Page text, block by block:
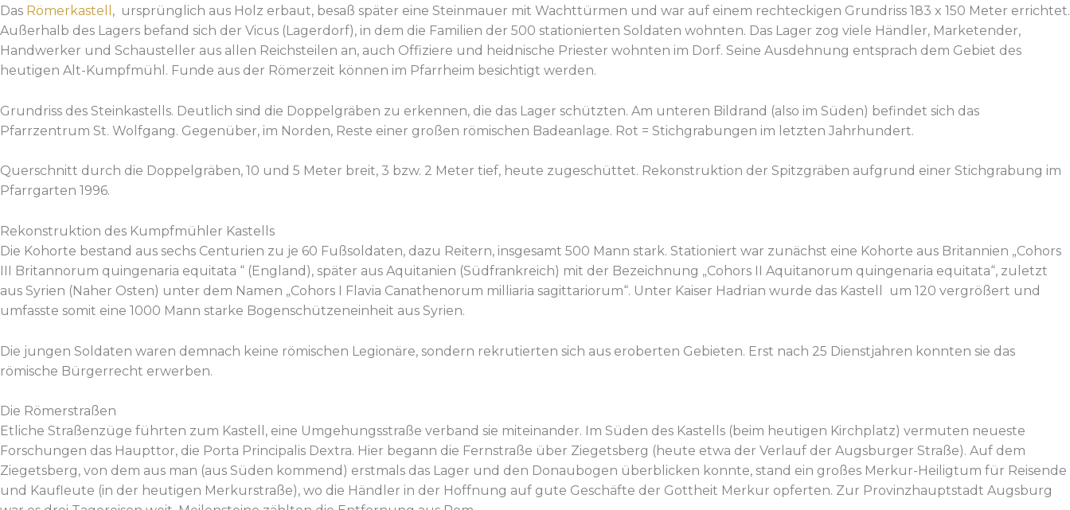
Das Römerkastell , ursprünglich aus Holz erbaut, besaß später eine Steinmauer mit Wachttürmen und war auf einem rechteckigen Grundriss 183 x 150 Meter errichtet.
Außerhalb des Lagers befand sich der Vicus (Lagerdorf), in dem die Familien der 500 stationierten Soldaten wohnten. Das Lager zog viele Händler, Marketender,
Handwerker und Schausteller aus allen Reichsteilen an, auch Offiziere und heidnische Priester wohnten im Dorf. Seine Ausdehnung entsprach dem Gebiet des
heutigen Alt-Kumpfmühl. Funde aus der Römerzeit können im Pfarrheim besichtigt werden.
Grundriss des Steinkastells. Deutlich sind die Doppelgräben zu erkennen, die das Lager schützten. Am unteren Bildrand (also im Süden) befindet sich das
Pfarrzentrum St. Wolfgang. Gegenüber, im Norden, Reste einer großen römischen Badeanlage. Rot = Stichgrabungen im letzten Jahrhundert.
Querschnitt durch die Doppelgräben, 10 und 5 Meter breit, 3 bzw. 2 Meter tief, heute zugeschüttet. Rekonstruktion der Spitzgräben aufgrund einer Stichgrabung im
Pfarrgarten 1996.
Rekonstruktion des Kumpfmühler Kastells
Die Kohorte bestand aus sechs Centurien zu je 60 Fußsoldaten, dazu Reitern, insgesamt 500 Mann stark. Stationiert war zunächst eine Kohorte aus Britannien „Cohors
III Britannorum quingenaria equitata “ (England), später aus Aquitanien (Südfrankreich) mit der Bezeichnung „Cohors II Aquitanorum quingenaria equitata“, zuletzt
aus Syrien (Naher Osten) unter dem Namen „Cohors I Flavia Canathenorum milliaria sagittariorum“. Unter Kaiser Hadrian wurde das Kastell um 120 vergrößert und
umfasste somit eine 1000 Mann starke Bogenschützeneinheit aus Syrien.
Die jungen Soldaten waren demnach keine römischen Legionäre, sondern rekrutierten sich aus eroberten Gebieten. Erst nach 25 Dienstjahren konnten sie das
römische Bürgerrecht erwerben.
Die Römerstraßen
Etliche Straßenzüge führten zum Kastell, eine Umgehungsstraße verband sie miteinander. Im Süden des Kastells (beim heutigen Kirchplatz) vermuten neueste
Forschungen das Haupttor, die Porta Principalis Dextra. Hier begann die Fernstraße über Ziegetsberg (heute etwa der Verlauf der Augsburger Straße). Auf dem
Ziegetsberg, von dem aus man (aus Süden kommend) erstmals das Lager und den Donaubogen überblicken konnte, stand ein großes Merkur-Heiligtum für Reisende
und Kaufleute (in der heutigen Merkurstraße), wo die Händler in der Hoffnung auf gute Geschäfte der Gottheit Merkur opferten. Zur Provinzhauptstadt Augsburg